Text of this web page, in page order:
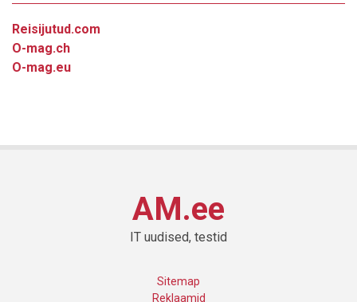
Reisijutud.com
O-mag.ch
O-mag.eu
AM.ee
IT uudised, testid
Sitemap
Reklaamid